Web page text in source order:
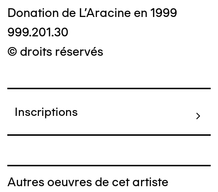
Donation de L'Aracine en 1999
999.201.30
© droits réservés
Inscriptions
Autres oeuvres de cet artiste